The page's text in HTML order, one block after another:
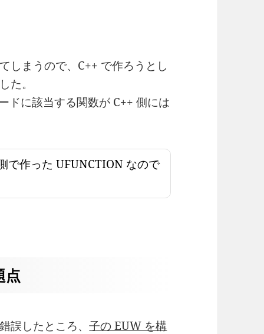
しまうので、C++ で作ろうとし
た。
ドに該当する関数が C++ 側には
で作った UFUNCTION なので
点
誤したところ、子の EUW を構